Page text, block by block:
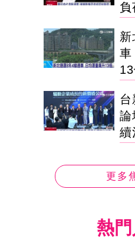
負
新
車
台
論
續
更多
熱